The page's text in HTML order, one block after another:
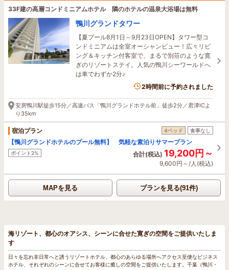
33F建の高層コンドミニアムホテル 隣のホテルの温泉大浴場は無料
鴨川グランドタワー
【夏プール8月1日～9月23日OPEN】タワー型コ
ンドミニアムは全室オーシャンビュー！広々リビ
ング＆キッチン付客室で、まるで別荘のような寛
ぎのリゾートステイ。人気の鴨川シーワールドへ
は車でわずか2分♪
2時間前に予約されました
安房鴨川駅徒歩15分／高速バス「鴨川グランドホテル前」徒歩2分／君津ICよ
り35km
宿泊プラン 4ベッド 食事なし
【鴨川グランドホテルのプール無料】 気軽な素泊りサマープラン
ポイント2% 合計(税込) 19,200円～
9,600円～/人(税込)
MAPを見る プランを見る(91件)
海リゾート、都心のオアシス、シーンに合せた寛ぎの空間をご提供いたしま
す
日々を忘れ非日常へと誘うリゾートホテル、都心のあらゆる場所へアクセス至便なビジネス
ホテル、それぞれのシーンに合せてお客様に癒しの空間をご提供いたします。千葉（鴨川・